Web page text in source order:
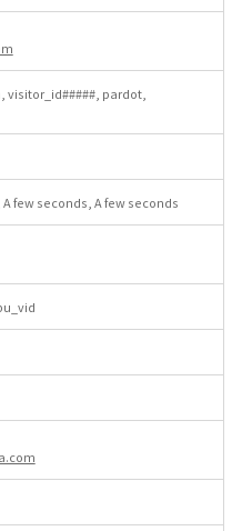
visitor_id#####, pardot,
A few seconds, A few seconds